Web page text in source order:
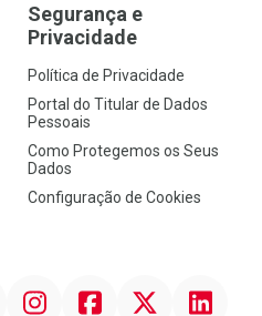
Segurança e
Privacidade
Política de Privacidade
Portal do Titular de Dados
Pessoais
Como Protegemos os Seus
Dados
Configuração de Cookies
InstagramFacebook Linkedin